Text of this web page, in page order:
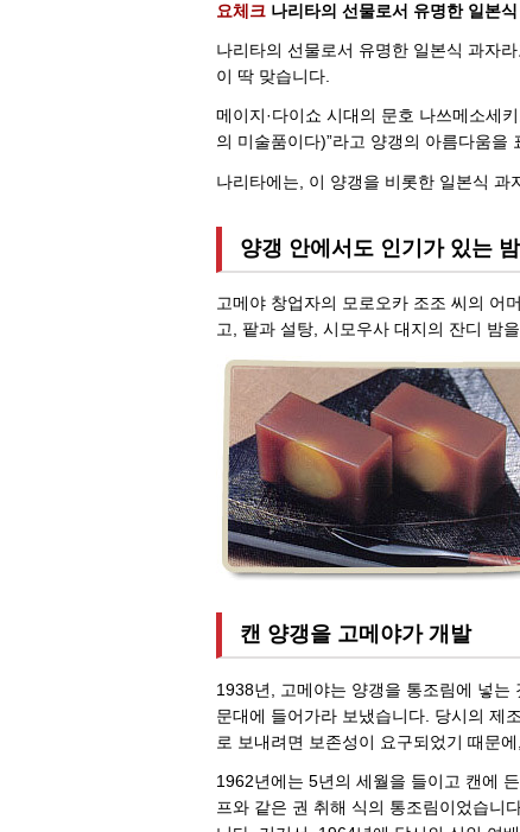
요체크 나리타의 선물로서 유명한 일본
나리타의 선물로서 유명한 일본식 과자
이 딱 맞습니다.
메이지·다이쇼 시대의 문호 나쓰메소세
의 미술품이다)”라고 양갱의 아름다움을
나리타에는, 이 양갱을 비롯한 일본식 과
양갱 안에서도 인기가 있는
고메야 창업자의 모로오카 조조 씨의 어
고, 팥과 설탕, 시모우사 대지의 잔디 밤
캔 양갱을 고메야가 개발
1938년, 고메야는 양갱을 통조림에 넣는
문대에 들어가라 보냈습니다. 당시의 제
로 보내려면 보존성이 요구되었기 때문
1962년에는 5년의 세월을 들이고 캔에
프와 같은 권 취해 식의 통조림이었습니